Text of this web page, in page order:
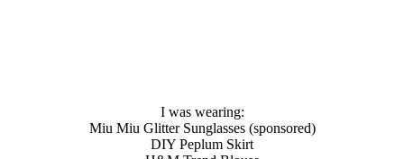
I was wearing:
Miu Miu Glitter Sunglasses (sponsored)
DIY Peplum Skirt